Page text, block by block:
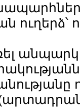
ուղերձ՝